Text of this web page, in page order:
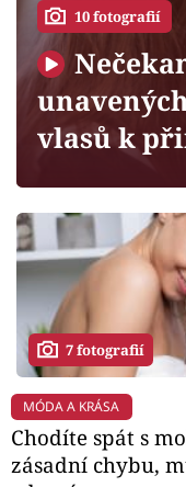
Sledujte
Filmový
Mámy sobě
Přihlášení
Sledujte nás
10 fotografií
vlasů k
7 fotografií
MÓDA A KRÁSA
Chodíte spát s
zásadní chybu,